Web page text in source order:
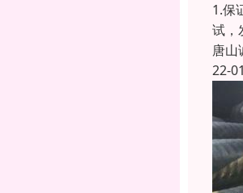
1.保
试，
唐山
22-